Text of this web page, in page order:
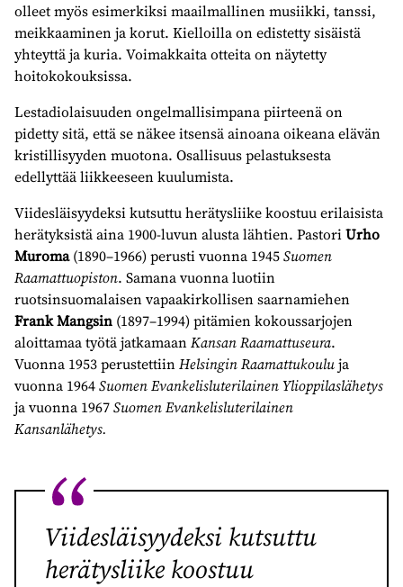
olleet myös esimerkiksi maailmallinen musiikki, tanssi,
meikkaaminen ja korut. Kielloilla on edistetty sisäistä
yhteyttä ja kuria. Voimakkaita otteita on näytetty
hoitokokouksissa.
Lestadiolaisuuden ongelmallisimpana piirteenä on
pidetty sitä, että se näkee itsensä ainoana oikeana elävän
kristillisyyden muotona. Osallisuus pelastuksesta
edellyttää liikkeeseen kuulumista.
Viidesläisyydeksi kutsuttu herätysliike koostuu erilaisista
herätyksistä aina 1900-luvun alusta lähtien. PastoriUrho
Muroma(1890–1966) perusti vuonna 1945Suomen
Raamattuopiston. Samana vuonna luotiin
ruotsinsuomalaisen vapaakirkollisen saarnamiehen
Frank Mangsin (1897–1994) pitämien kokoussarjojen
aloittamaa työtä jatkamaanKansan Raamattuseura.
Vuonna 1953 perustettiinHelsingin Raamattukouluja
vuonna 1964Suomen Evankelisluterilainen Ylioppilaslähetys
ja vuonna 1967Suomen Evankelisluterilainen
Kansanlähetys.
Viidesläisyydeksi kutsuttu
herätysliike koostuu